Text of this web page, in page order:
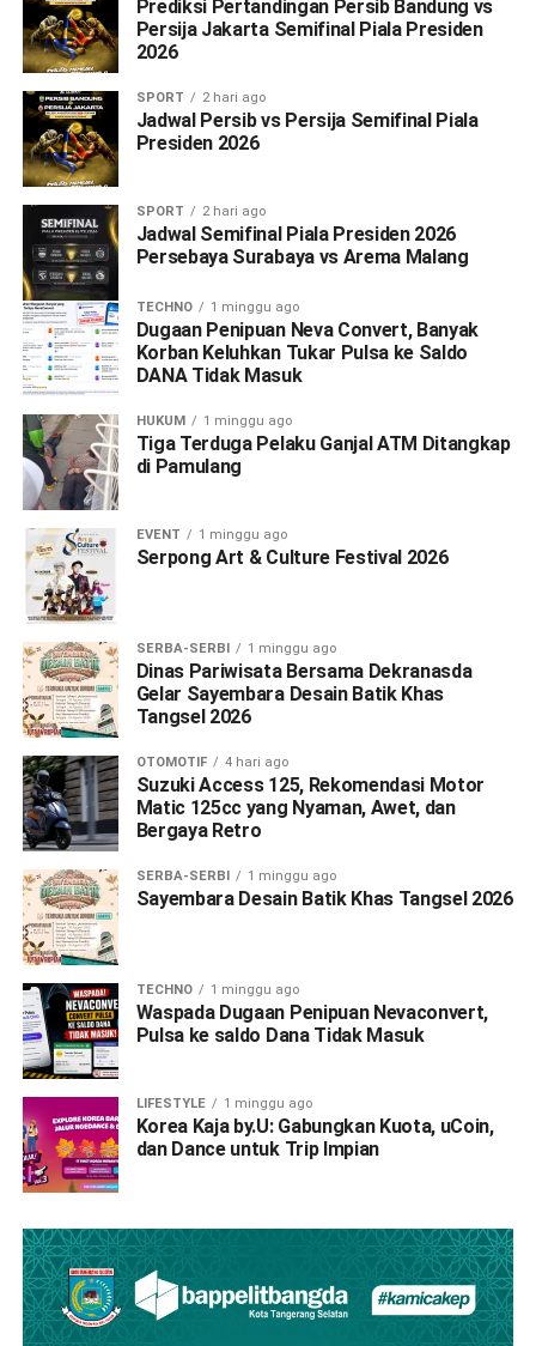
Prediksi Pertandingan Persib Bandung vs
Persija Jakarta Semifinal Piala Presiden
2026
SPORT 2 hari ago
Jadwal Persib vs Persija Semifinal Piala
Presiden 2026
SPORT 2 hari ago
Jadwal Semifinal Piala Presiden 2026
Persebaya Surabaya vs Arema Malang
TECHNO 1 minggu ago
Dugaan Penipuan Neva Convert, Banyak
Korban Keluhkan Tukar Pulsa ke Saldo
DANA Tidak Masuk
HUKUM 1 minggu ago
Tiga Terduga Pelaku Ganjal ATM Ditangkap
di Pamulang
EVENT 1 minggu ago
Serpong Art & Culture Festival 2026
SERBA-SERBI 1 minggu ago
Dinas Pariwisata Bersama Dekranasda
Gelar Sayembara Desain Batik Khas
Tangsel 2026
OTOMOTIF 4 hari ago
Suzuki Access 125, Rekomendasi Motor
Matic 125cc yang Nyaman, Awet, dan
Bergaya Retro
SERBA-SERBI 1 minggu ago
Sayembara Desain Batik Khas Tangsel 2026
TECHNO 1 minggu ago
Waspada Dugaan Penipuan Nevaconvert,
Pulsa ke saldo Dana Tidak Masuk
LIFESTYLE 1 minggu ago
Korea Kaja by.U: Gabungkan Kuota, uCoin,
dan Dance untuk Trip Impian